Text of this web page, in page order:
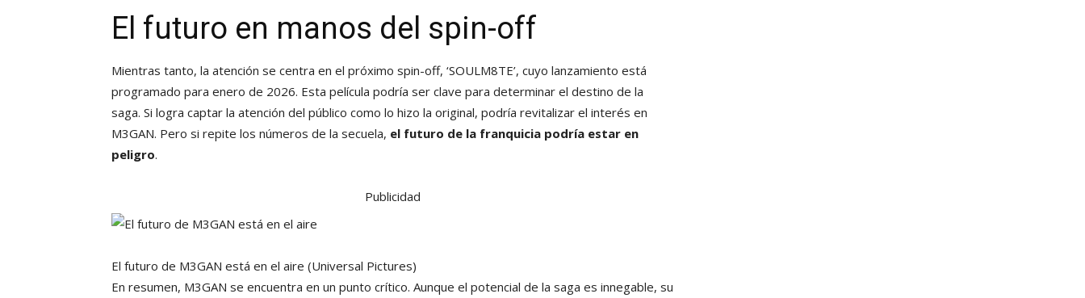
El futuro en manos del spin-off
Mientras tanto, la atención se centra en el próximo spin-off, ‘SOULM8TE’, cuyo lanzamiento está
programado para enero de 2026. Esta película podría ser clave para determinar el destino de la
saga. Si logra captar la atención del público como lo hizo la original, podría revitalizar el interés en
M3GAN. Pero si repite los números de la secuela, el futuro de la franquicia podría estar en
peligro.
Publicidad
El futuro de M3GAN está en el aire (Universal Pictures)
En resumen, M3GAN se encuentra en un punto crítico. Aunque el potencial de la saga es innegable, su